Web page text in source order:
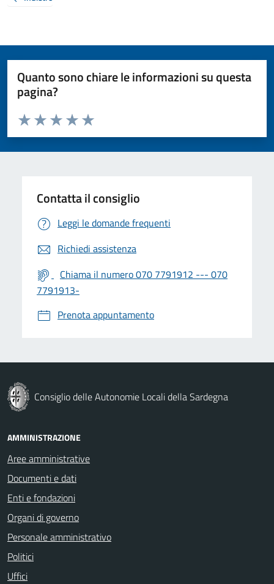
Quanto sono chiare le informazioni su questa
pagina?
Valuta da 1 a 5 stelle la pagina
Valuta 5 stelle su 5
Valuta 4 stelle su 5
Valuta 3 stelle su 5
Valuta 2 stelle su 5
Valuta 1 stelle su 5
Contatta il consiglio
Leggi le domande frequenti
Richiedi assistenza
Chiama il numero 070 7791912 --- 070
7791913-
Prenota appuntamento
Consiglio delle Autonomie Locali della Sardegna
AMMINISTRAZIONE
Aree amministrative
Documenti e dati
Enti e fondazioni
Organi di governo
Personale amministrativo
Politici
Uffici